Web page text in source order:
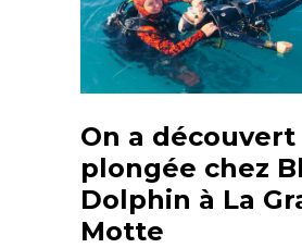
On a découvert
plongée chez
Dolphin à La
Motte